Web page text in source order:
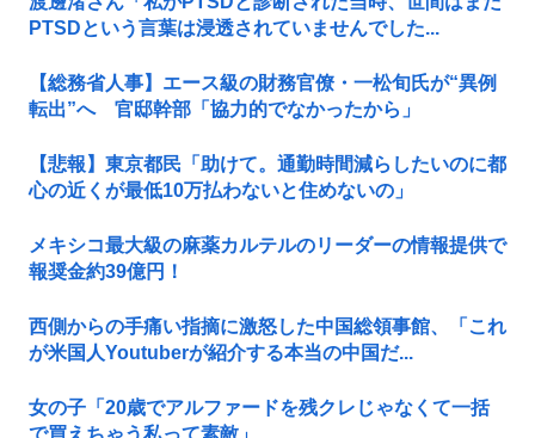
PTSDという言葉は浸透されていませんでした...
【総務省人事】エース級の財務官僚・一松旬氏が“異例
転出”へ 官邸幹部「協力的でなかったから」
【悲報】東京都民「助けて。通勤時間減らしたいのに都
心の近くが最低10万払わないと住めないの」
メキシコ最大級の麻薬カルテルのリーダーの情報提供で
報奨金約39億円！
西側からの手痛い指摘に激怒した中国総領事館、「これ
が米国人Youtuberが紹介する本当の中国だ...
女の子「20歳でアルファードを残クレじゃなくて一括
で買えちゃう私って素敵」